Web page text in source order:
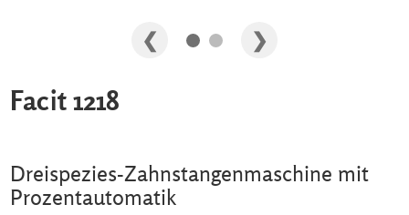
Facit 1218
Dreispezies-Zahnstangenmaschine mit
Prozentautomatik